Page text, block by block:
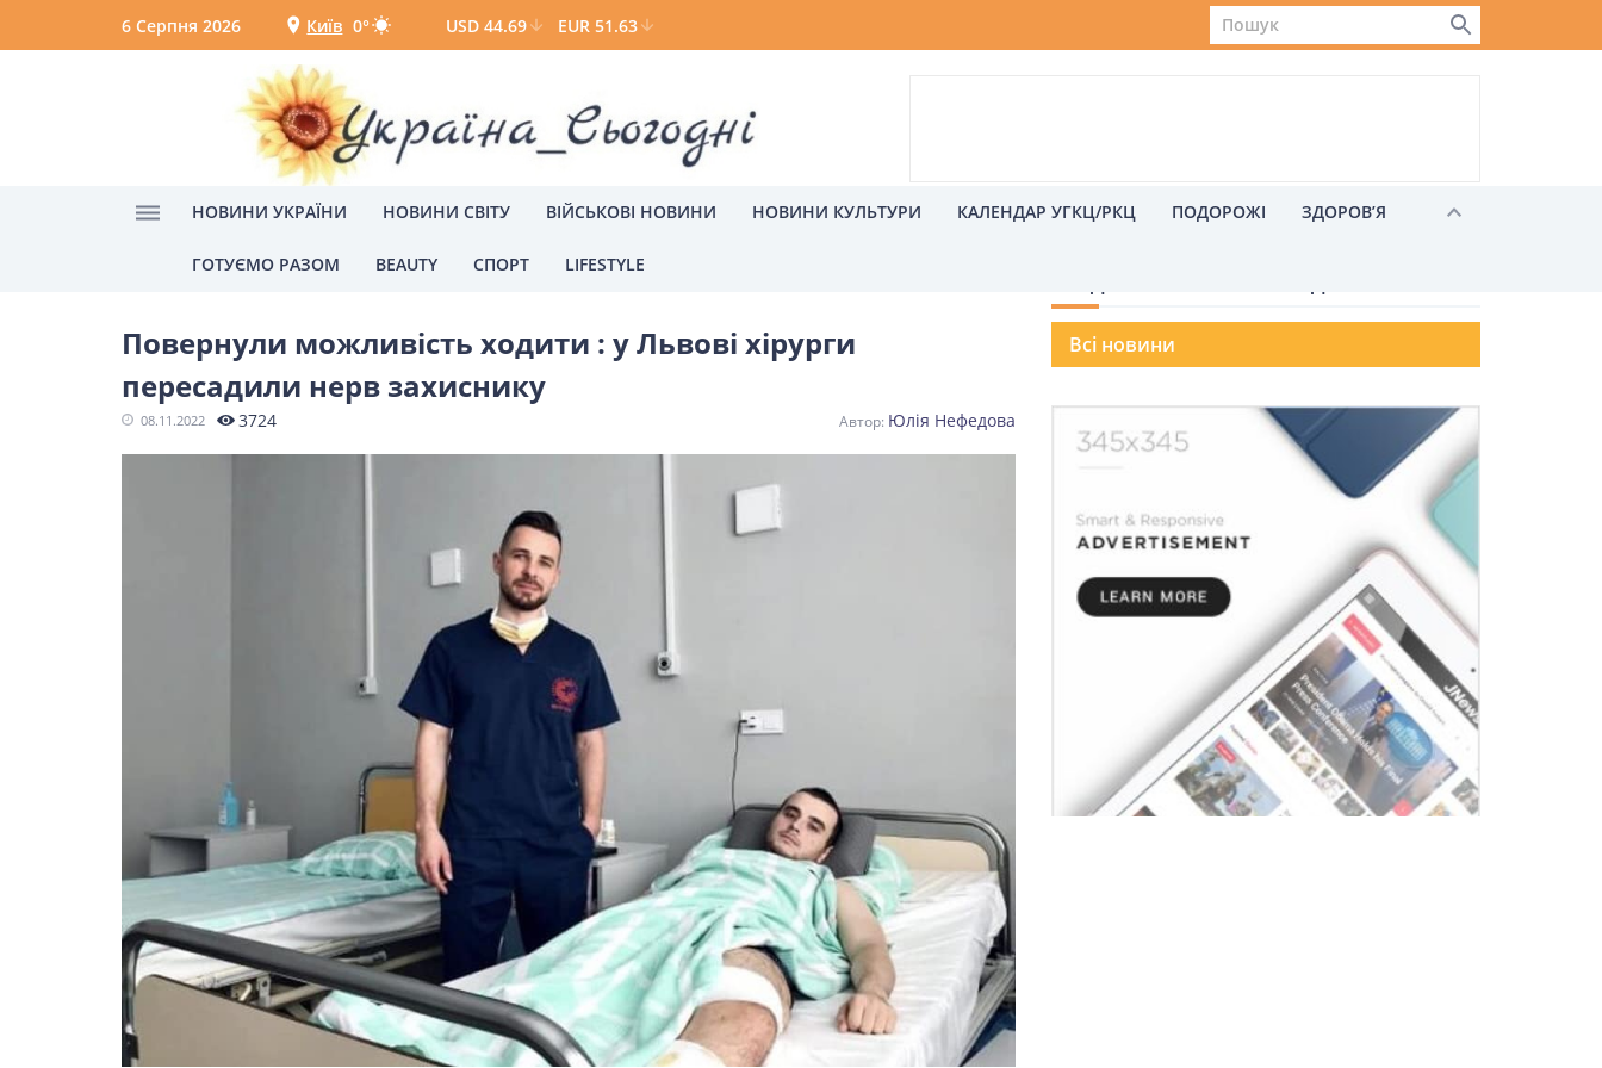
6 Серпня 2026 Київ 0°
Київ
USD 44.69 EUR 51.63
НОВИНИ УКРАЇНИ НОВИНИ СВІТУ ВІЙСЬКОВІ НОВИНИ НОВИНИ КУЛЬТУРИ КАЛЕНДАР УГКЦ/РКЦ ПОДОРОЖІ ЗДОРОВ’Я
ГОТУЄМО РАЗОМ BEAUTY СПОРТ LIFESTYLE
Головні новини Політика Київ Львів
Одеса
КАЛЕНДАР УГКЦ/РКЦ
Літургійні читання УГКЦ
ПОДОРОЖІ
Подорожі Україною
Повернули можливість ходити : у Львові хірурги
пересадили нерв захиснику
08.11.2022 3724 Юлія Нефедова
Всі новини